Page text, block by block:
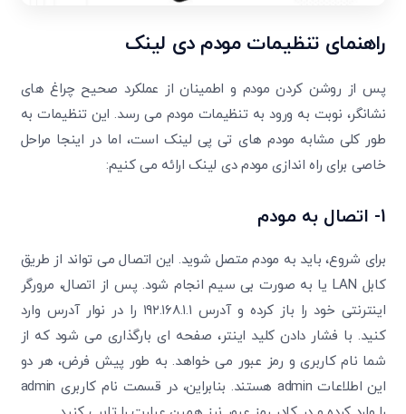
راهنمای تنظیمات مودم دی لینک
پس از روشن کردن مودم و اطمینان از عملکرد صحیح چراغ های
نشانگر، نوبت به ورود به تنظیمات مودم می رسد. این تنظیمات به
طور کلی مشابه مودم های تی پی لینک است، اما در اینجا مراحل
خاصی برای راه اندازی مودم دی لینک ارائه می کنیم:
1- اتصال به مودم
برای شروع، باید به مودم متصل شوید. این اتصال می تواند از طریق
کابل LAN یا به صورت بی سیم انجام شود. پس از اتصال، مرورگر
اینترنتی خود را باز کرده و آدرس ۱۹۲.۱۶۸.۱.۱ را در نوار آدرس وارد
کنید. با فشار دادن کلید اینتر، صفحه ای بارگذاری می شود که از
شما نام کاربری و رمز عبور می خواهد. به طور پیش فرض، هر دو
این اطلاعات admin هستند. بنابراین، در قسمت نام کاربری admin
تایید کد
متوجه شدم